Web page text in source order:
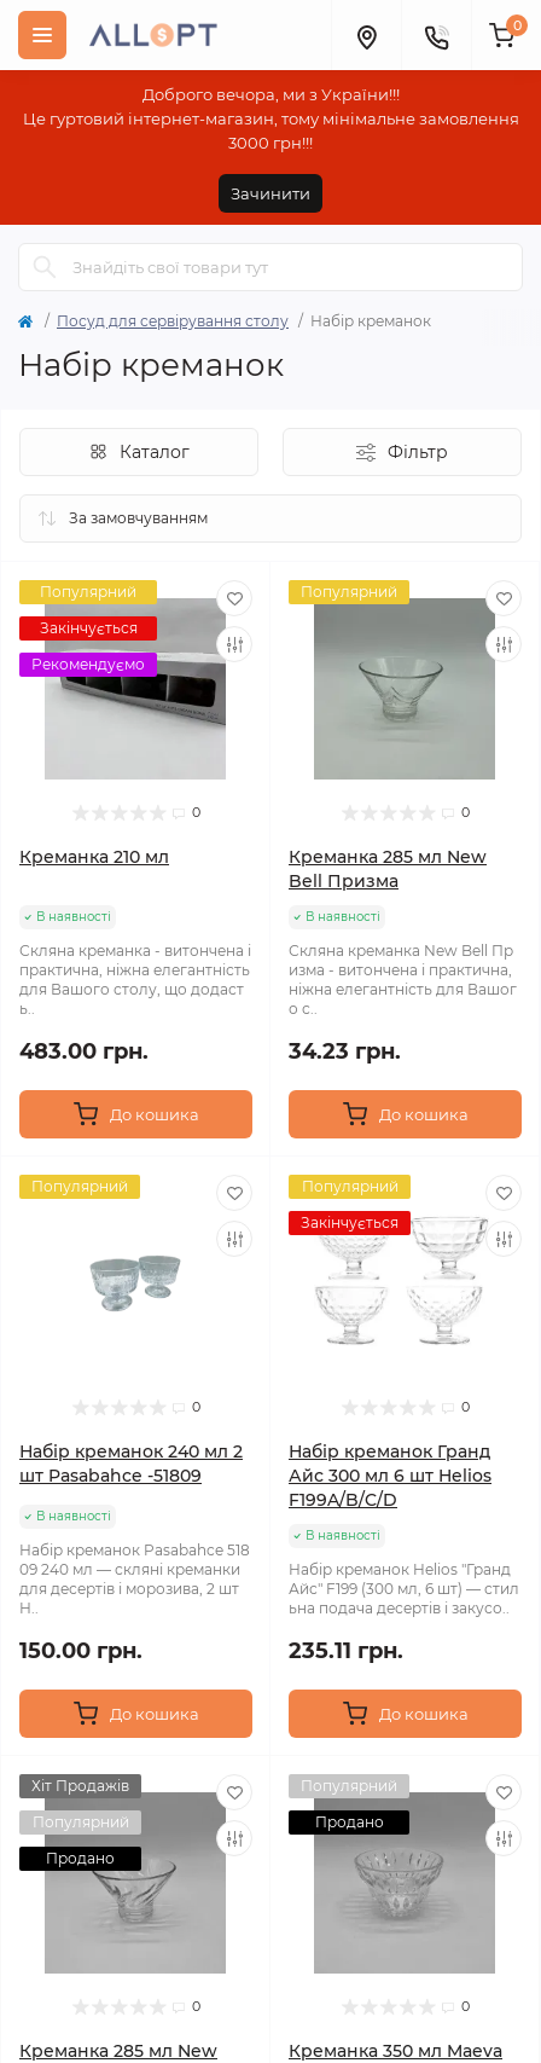
Доброго вечора, ми з України!!!
Це гуртовий інтернет-магазин, тому мінімальне замовлення
3000 грн!!!
Зачинити
0
Посуд для сервірування столу Набір креманок
Набір креманок
Каталог Фільтр
Популярний
Закінчується
Рекомендуємо
0
Креманка 210 мл
В наявності
Скляна креманка - витончена і
практична, ніжна елегантність
для Вашого столу, що додаст
ь..
483.00 грн.
До кошика
Популярний
0
Креманка 285 мл New
Bell Призма
В наявності
Скляна креманка New Bell Пр
изма - витончена і практична,
ніжна елегантність для Вашог
о с..
34.23 грн.
До кошика
Популярний
0
Набір креманок 240 мл 2
шт Pasabahce -51809
В наявності
Набір креманок Pasabahce 518
09 240 мл — скляні креманки
для десертів і морозива, 2 шт
Н..
150.00 грн.
До кошика
Популярний
Закінчується
0
Набір креманок Гранд
Айс 300 мл 6 шт Helios
F199A/B/C/D
В наявності
Набір креманок Helios "Гранд
Айс" F199 (300 мл, 6 шт) — стил
ьна подача десертів і закусо..
235.11 грн.
До кошика
Хіт Продажів
Популярний
Продано
0
Креманка 285 мл New
Популярний
Продано
0
Креманка 350 мл Maeva